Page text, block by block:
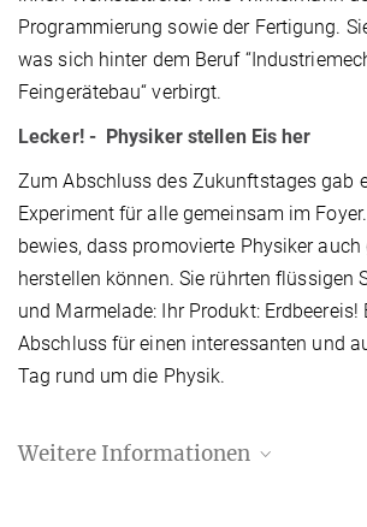
Programmierung sowie der Fertigung.
was sich hinter dem Beruf
Feingerätebau“ verbirgt.
Lecker! - Physiker stellen Eis her
Zum Abschluss des Zukunftstages gab
Experiment für alle gemeinsam im
bewies, dass promovierte Physiker auch
herstellen können. Sie rührten flüssigen
und Marmelade: Ihr Produkt: Erdbeereis!
Abschluss für einen interessanten und
Tag rund um die Physik.
Weitere Informationen